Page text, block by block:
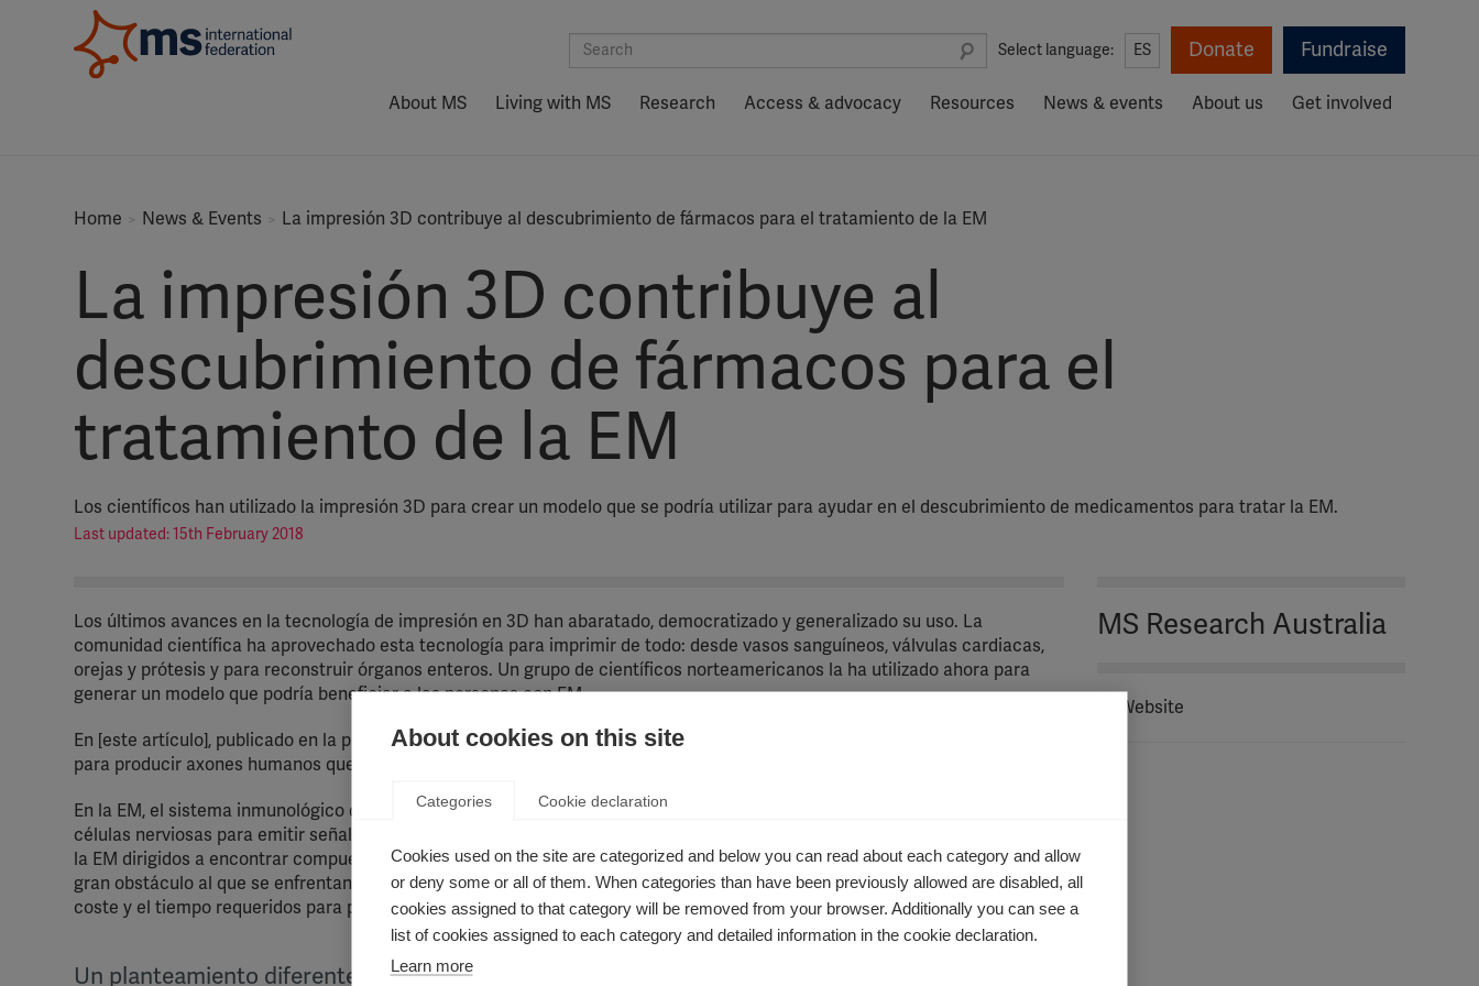
Select language: ES Donate Fundraise
About MS Living with MS Research Access & advocacy Resources News & events About us Get involved
Home News & Events La impresión 3D contribuye al descubrimiento de fármacos para el tratamiento de la EM
La impresión 3D contribuye al
descubrimiento de fármacos para el
tratamiento de la EM
Los científicos han utilizado la impresión 3D para crear un modelo que se podría utilizar para ayudar en el descubrimiento de medicamentos para tratar la EM.
Last updated: 15th February 2018
Los últimos avances en la tecnología de impresión en 3D han abaratado, democratizado y generalizado su uso. La
comunidad científica ha aprovechado esta tecnología para imprimir de todo: desde vasos sanguíneos, válvulas cardiacas,
orejas y prótesis y para reconstruir órganos enteros. Un grupo de científicos norteamericanos la ha utilizado ahora para
generar un modelo que podría beneficiar a las personas con EM.
En [este artículo], publicado en la prestigiosa revista Nature, los científicos describen cómo han utilizado la impresión 3D
para producir axones humanos que les permitan estudiar los efectos de posibles terapias reparadoras de la mielina.
En la EM, el sistema inmunológico daña la capa protectora de mielina de las fibras nerviosas, alterando la capacidad de las
células nerviosas para emitir señales de manera eficaz. Se están dedicando esfuerzos considerables en la investigación de
la EM dirigidos a encontrar compuestos capaces de restaurar la capa de mielina en las fibras nerviosas. No obstante, un
gran obstáculo al que se enfrentan los científicos en esta búsqueda de tratamientos para la EM de nueva generación es el
coste y el tiempo requeridos para probar los efectos de varios posibles fármacos en la reparación de la mielina.
Un planteamiento diferente
MS Research Australia
Website
About cookies on this site
Categories Cookie declaration
Cookies used on the site are categorized and below you can read about each category and allow
or deny some or all of them. When categories than have been previously allowed are disabled, all
cookies assigned to that category will be removed from your browser. Additionally you can see a
list of cookies assigned to each category and detailed information in the cookie declaration.
Learn more